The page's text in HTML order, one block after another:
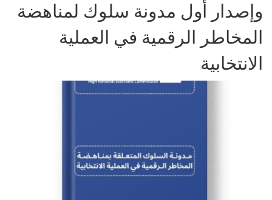
وإصدار أول مدونة سلوك لمناهضة
المخاطر الرقمية في العملية
الانتخابية